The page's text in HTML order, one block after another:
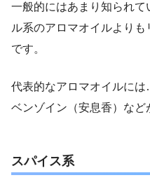
一般的にはあまり知られ
ル系のアロマオイルより
です。
代表的なアロマオイルに
ベンゾイン（安息香）など
スパイス系